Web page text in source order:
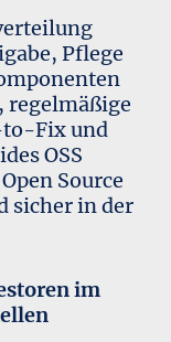
Pflege
regelmäßige
Fix und
OSS
Source
sicher in der
im